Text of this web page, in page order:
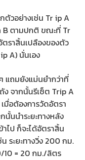
ตัวอย่างเช่น Tr ip A
B ตามปกติ ขณะที่ Tr
ราสิ้นเปลืองของตัว
A) นั่นเอง
แถมยังแม่นยำกว่าที่
ง จากนั้นรีเซ็ต Trip A
มื่อต้องการวัดอัตรา
นนำระยะทางหลัง
ไป ก็จะได้อัตราสิ้น
ระยะทางวิ่ง 200 กม.
10 = 20 กม./ลิตร